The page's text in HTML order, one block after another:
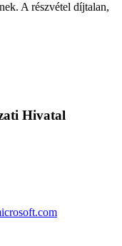
A részvétel díjtalan,
Hivatal